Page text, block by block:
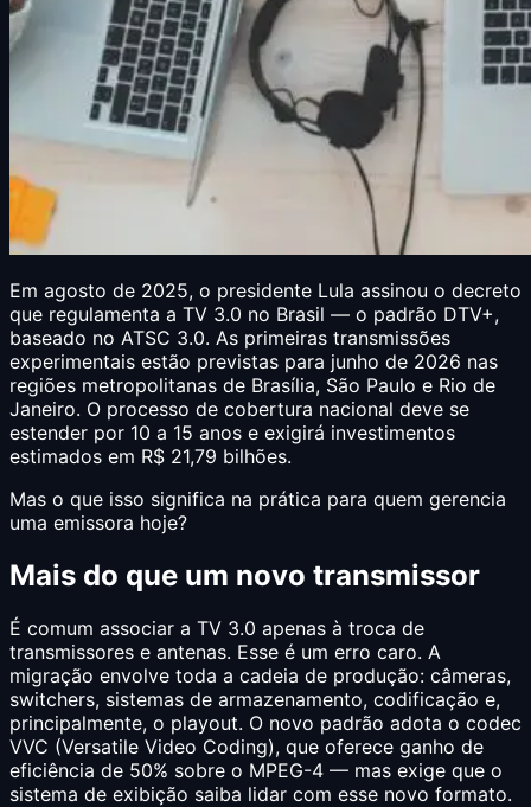
Em agosto de 2025, o presidente Lula assinou o decreto
que regulamenta a TV 3.0 no Brasil — o padrão DTV+,
baseado no ATSC 3.0. As primeiras transmissões
experimentais estão previstas para junho de 2026 nas
regiões metropolitanas de Brasília, São Paulo e Rio de
Janeiro. O processo de cobertura nacional deve se
estender por 10 a 15 anos e exigirá investimentos
estimados em R$ 21,79 bilhões.
Mas o que isso significa na prática para quem gerencia
uma emissora hoje?
Mais do que um novo transmissor
É comum associar a TV 3.0 apenas à troca de
transmissores e antenas. Esse é um erro caro. A
migração envolve toda a cadeia de produção: câmeras,
switchers, sistemas de armazenamento, codificação e,
principalmente, o playout. O novo padrão adota o codec
VVC (Versatile Video Coding), que oferece ganho de
eficiência de 50% sobre o MPEG-4 — mas exige que o
sistema de exibição saiba lidar com esse novo formato.